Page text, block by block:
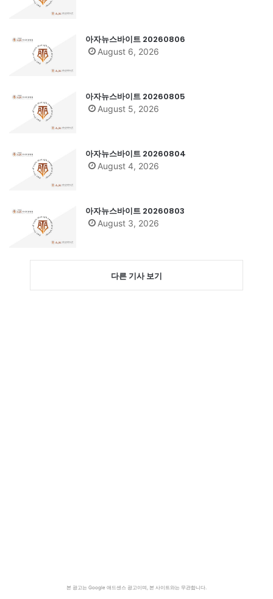
아자뉴스바이트 20260806
August 6, 2026
아자뉴스바이트 20260805
August 5, 2026
아자뉴스바이트 20260804
August 4, 2026
아자뉴스바이트 20260803
August 3, 2026
다른 기사 보기
본 광고는 Google 애드센스 광고이며, 본 사이트와는 무관합니다.